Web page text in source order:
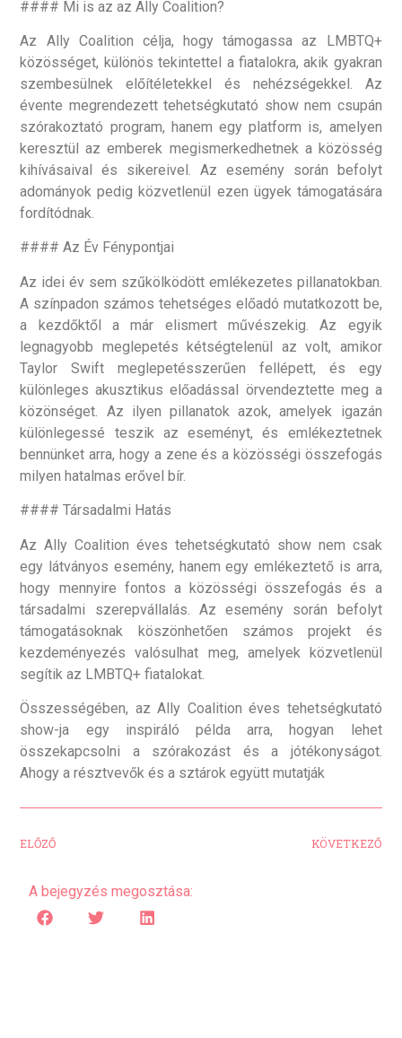
#### Mi is az az Ally Coalition?
Az Ally Coalition célja, hogy támogassa az LMBTQ+
közösséget, különös tekintettel a fiatalokra, akik gyakran
szembesülnek előítéletekkel és nehézségekkel. Az
évente megrendezett tehetségkutató show nem csupán
szórakoztató program, hanem egy platform is, amelyen
keresztül az emberek megismerkedhetnek a közösség
kihívásaival és sikereivel. Az esemény során befolyt
adományok pedig közvetlenül ezen ügyek támogatására
fordítódnak.
#### Az Év Fénypontjai
Az idei év sem szűkölködött emlékezetes pillanatokban.
A színpadon számos tehetséges előadó mutatkozott be,
a kezdőktől a már elismert művészekig. Az egyik
legnagyobb meglepetés kétségtelenül az volt, amikor
Taylor Swift meglepetésszerűen fellépett, és egy
különleges akusztikus előadással örvendeztette meg a
közönséget. Az ilyen pillanatok azok, amelyek igazán
különlegessé teszik az eseményt, és emlékeztetnek
bennünket arra, hogy a zene és a közösségi összefogás
milyen hatalmas erővel bír.
#### Társadalmi Hatás
Az Ally Coalition éves tehetségkutató show nem csak
egy látványos esemény, hanem egy emlékeztető is arra,
hogy mennyire fontos a közösségi összefogás és a
társadalmi szerepvállalás. Az esemény során befolyt
támogatásoknak köszönhetően számos projekt és
kezdeményezés valósulhat meg, amelyek közvetlenül
segítik az LMBTQ+ fiatalokat.
Összességében, az Ally Coalition éves tehetségkutató
show-ja egy inspiráló példa arra, hogyan lehet
összekapcsolni a szórakozást és a jótékonyságot.
Ahogy a résztvevők és a sztárok együtt mutatják
ELŐZŐ KÖVETKEZŐ
A bejegyzés megosztása: